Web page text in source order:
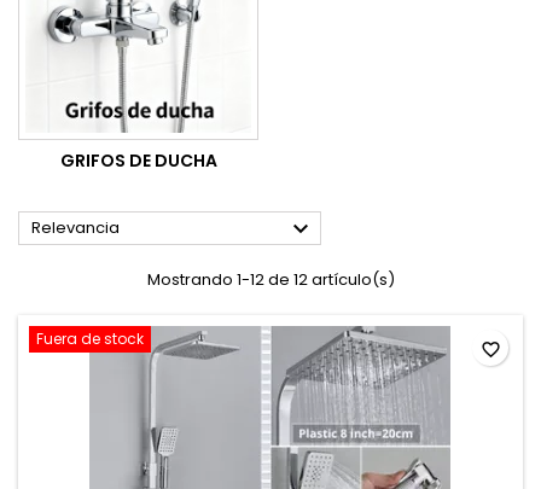
GRIFOS DE DUCHA
Relevancia 
Mostrando 1-12 de 12 artículo(s)
Fuera de stock favorite_border